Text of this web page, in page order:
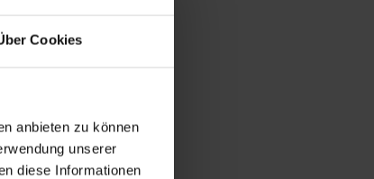
Cookies
anbieten zu können
unserer
diese Informationen